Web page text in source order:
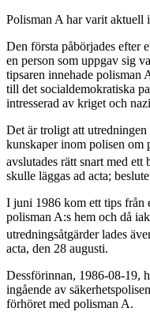
Polisman A har varit aktuell
Den första påbörjades efter
en person som uppgav sig
tipsaren innehade polisman
till det socialdemokratiska
intresserad av kriget och
Det är troligt att
kunskaper inom polisen om
avslutades rätt snart med ett
skulle läggas ad acta;
I juni 1986 kom ett tips från
polisman A:s hem och då
utredningsåtgärder lades
acta, den 28 augusti.
Dessförinnan, 1986-08-19,
ingående av
förhöret med polisman A.